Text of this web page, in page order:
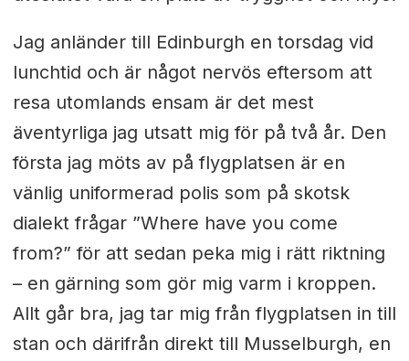
Jag anländer till Edinburgh en torsdag vid
lunchtid och är något nervös eftersom att
resa utomlands ensam är det mest
äventyrliga jag utsatt mig för på två år. Den
första jag möts av på flygplatsen är en
vänlig uniformerad polis som på skotsk
dialekt frågar ”Where have you come
from?” för att sedan peka mig i rätt riktning
– en gärning som gör mig varm i kroppen.
Allt går bra, jag tar mig från flygplatsen in till
stan och därifrån direkt till Musselburgh, en